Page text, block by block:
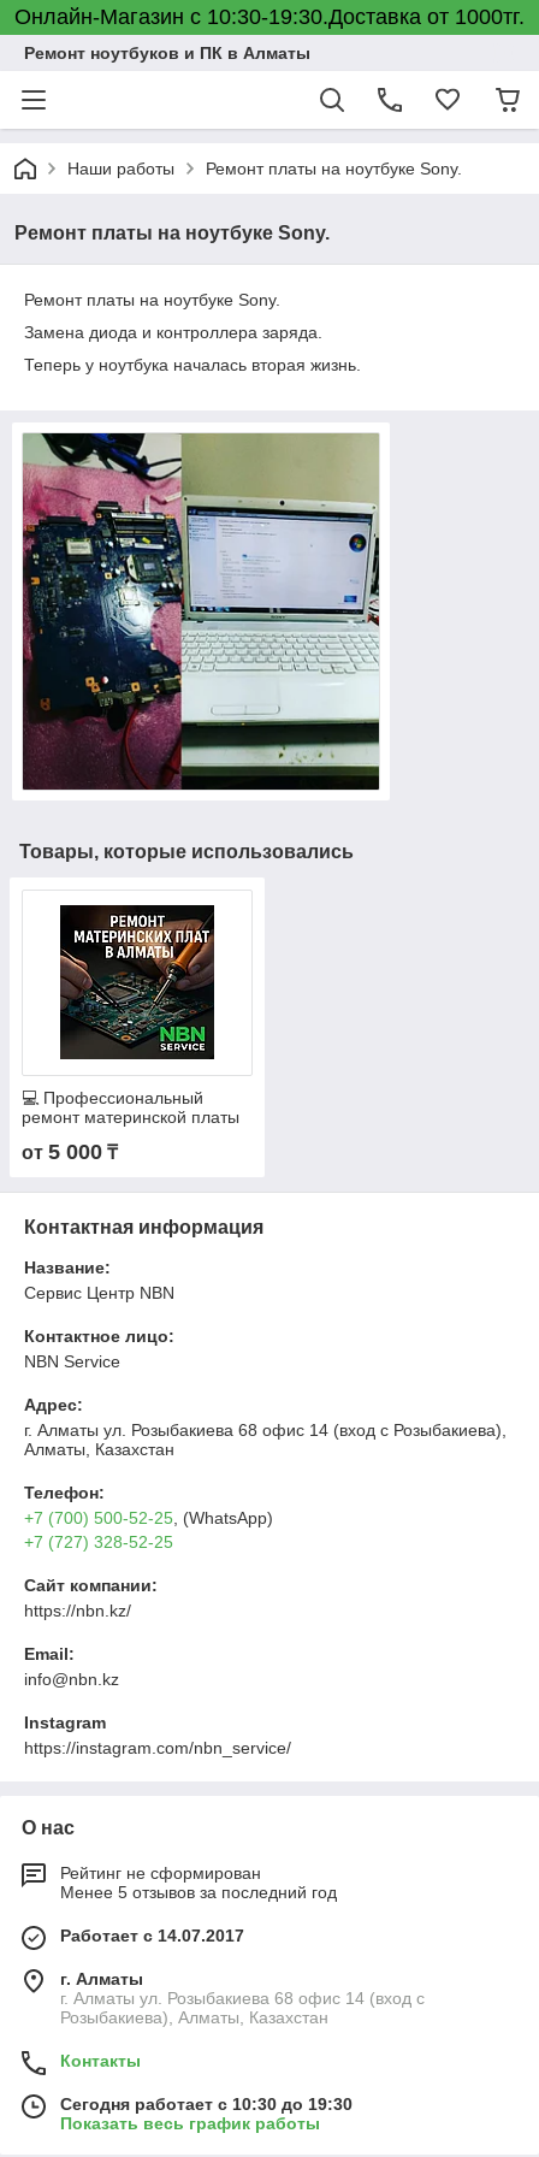
Онлайн-Магазин с 10:30-19:30.Доставка от 1000тг.
Ремонт ноутбуков и ПК в Алматы
Наши работы Ремонт платы на ноутбуке Sony.
Ремонт платы на ноутбуке Sony.
Ремонт платы на ноутбуке Sony.
Замена диода и контроллера заряда.
Теперь у ноутбука началась вторая жизнь.
Товары, которые использовались
💻 Профессиональный
ремонт материнской платы
гарантией
от 5 000 ₸
Контактная информация
Название:
Сервис Центр NBN
Контактное лицо:
NBN Service
Адрес:
г. Алматы ул. Розыбакиева 68 офис 14 (вход с Розыбакиева),
Алматы, Казахстан
Телефон:
+7 (700) 500-52-25 , (WhatsApp)
+7 (727) 328-52-25
Сайт компании:
https://nbn.kz/
Email:
info@nbn.kz
Instagram
https://instagram.com/nbn_service/
О нас
Рейтинг не сформирован
Менее 5 отзывов за последний год
Работает с 14.07.2017
г. Алматы
г. Алматы ул. Розыбакиева 68 офис 14 (вход с
Розыбакиева), Алматы, Казахстан
Контакты
Сегодня работает с 10:30 до 19:30
Показать весь график работы